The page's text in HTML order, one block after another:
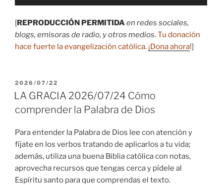
[REPRODUCCIÓN PERMITIDAen redes sociales,
blogs, emisoras de radio, y otros medios.Tu donación
hace fuerte la evangelización católica. ¡Dona ahora!]
PUBLICADO
EL
2026/07/22
LA GRACIA 2026/07/24 Cómo
comprender la Palabra de Dios
Para entender la Palabra de Dios lee con atención y
fíjate en los verbos tratando de aplicarlos a tu vida;
además, utiliza una buena Biblia católica con notas,
aprovecha recursos que tengas cerca y pídele al
Espíritu santo para que comprendas el texto.